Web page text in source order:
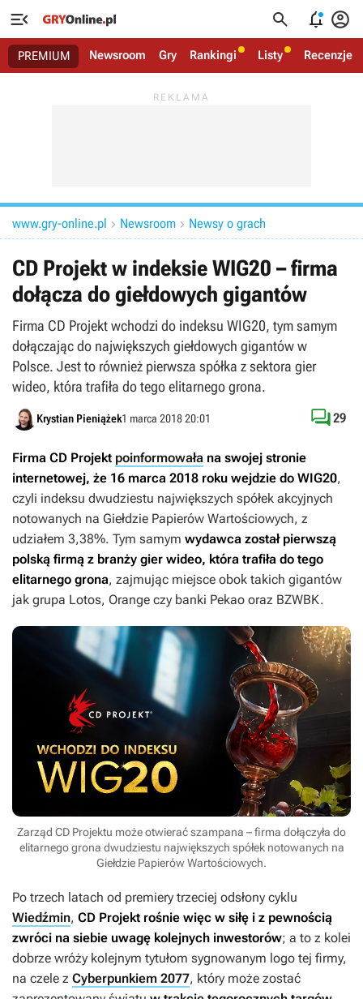
   
PREMIUM Newsroom Gry Rankingi Listy Recenzje
www.gry-online.pl  Newsroom  Newsy o grach
CD Projekt w indeksie WIG20 – firma
dołącza do giełdowych gigantów
Firma CD Projekt wchodzi do indeksu WIG20, tym samym
dołączając do największych giełdowych gigantów w
Polsce. Jest to również pierwsza spółka z sektora gier
wideo, która trafiła do tego elitarnego grona.
Krystian Pieniążek1 marca 2018 20:01 29
Firma CD Projekt poinformowała na swojej stronie
internetowej, że 16 marca 2018 roku wejdzie do WIG20,
czyli indeksu dwudziestu największych spółek akcyjnych
notowanych na Giełdzie Papierów Wartościowych, z
udziałem 3,38%. Tym samym wydawca został pierwszą
polską firmą z branży gier wideo, która trafiła do tego
elitarnego grona, zajmując miejsce obok takich gigantów
jak grupa Lotos, Orange czy banki Pekao oraz BZWBK.
Zarząd CD Projektu może otwierać szampana – firma dołączyła do
elitarnego grona dwudziestu największych spółek notowanych na
Giełdzie Papierów Wartościowych.
Po trzech latach od premiery trzeciej odsłony cyklu
Wiedźmin, CD Projekt rośnie więc w siłę i z pewnością
zwróci na siebie uwagę kolejnych inwestorów; a to z kolei
dobrze wróży kolejnym tytułom sygnowanym logo tej firmy,
na czele z Cyberpunkiem 2077, który może zostać